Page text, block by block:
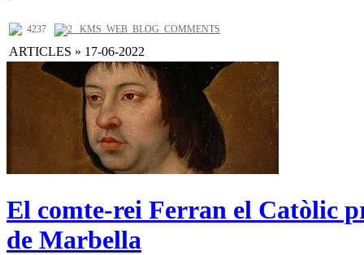
4237 2 _KMS_WEB_BLOG_COMMENTS
ARTICLES » 17-06-2022
El comte-rei Ferran el Catòlic
de Marbella